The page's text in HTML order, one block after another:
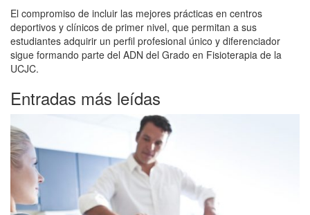
El compromiso de incluir las mejores prácticas en centros
deportivos y clínicos de primer nivel, que permitan a sus
estudiantes adquirir un perfil profesional único y diferenciador
sigue formando parte del ADN del Grado en Fisioterapia de la
UCJC.
Entradas más leídas